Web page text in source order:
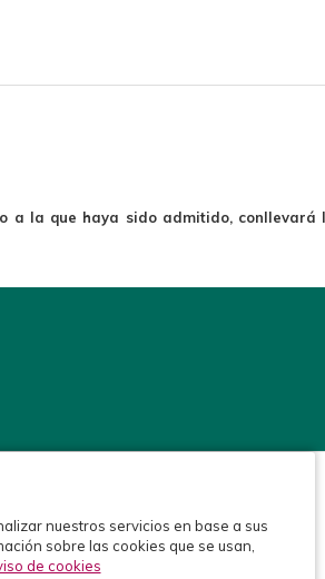
a la que haya sido admitido,
nuestros servicios en base a sus
sobre las cookies que se usan,
de cookies